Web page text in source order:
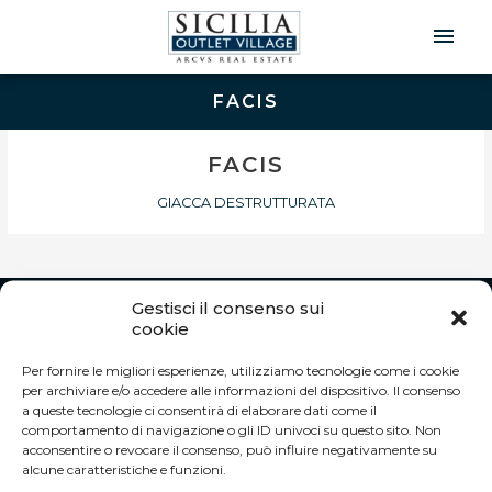
Gestisci il consenso sui
cookie
Per fornire le migliori esperienze, utilizziamo tecnologie come i cookie
per archiviare e/o accedere alle informazioni del dispositivo. Il consenso
a queste tecnologie ci consentirà di elaborare dati come il
comportamento di navigazione o gli ID univoci su questo sito. Non
acconsentire o revocare il consenso, può influire negativamente su
alcune caratteristiche e funzioni.
FACIS
FACIS
GIACCA DESTRUTTURATA
Uscita Dittaino Outlet – 94011 Agira (EN)
Tel. +39 0935 950040
info@siciliaoutletvillage.com
ORARI DI APERTURA: